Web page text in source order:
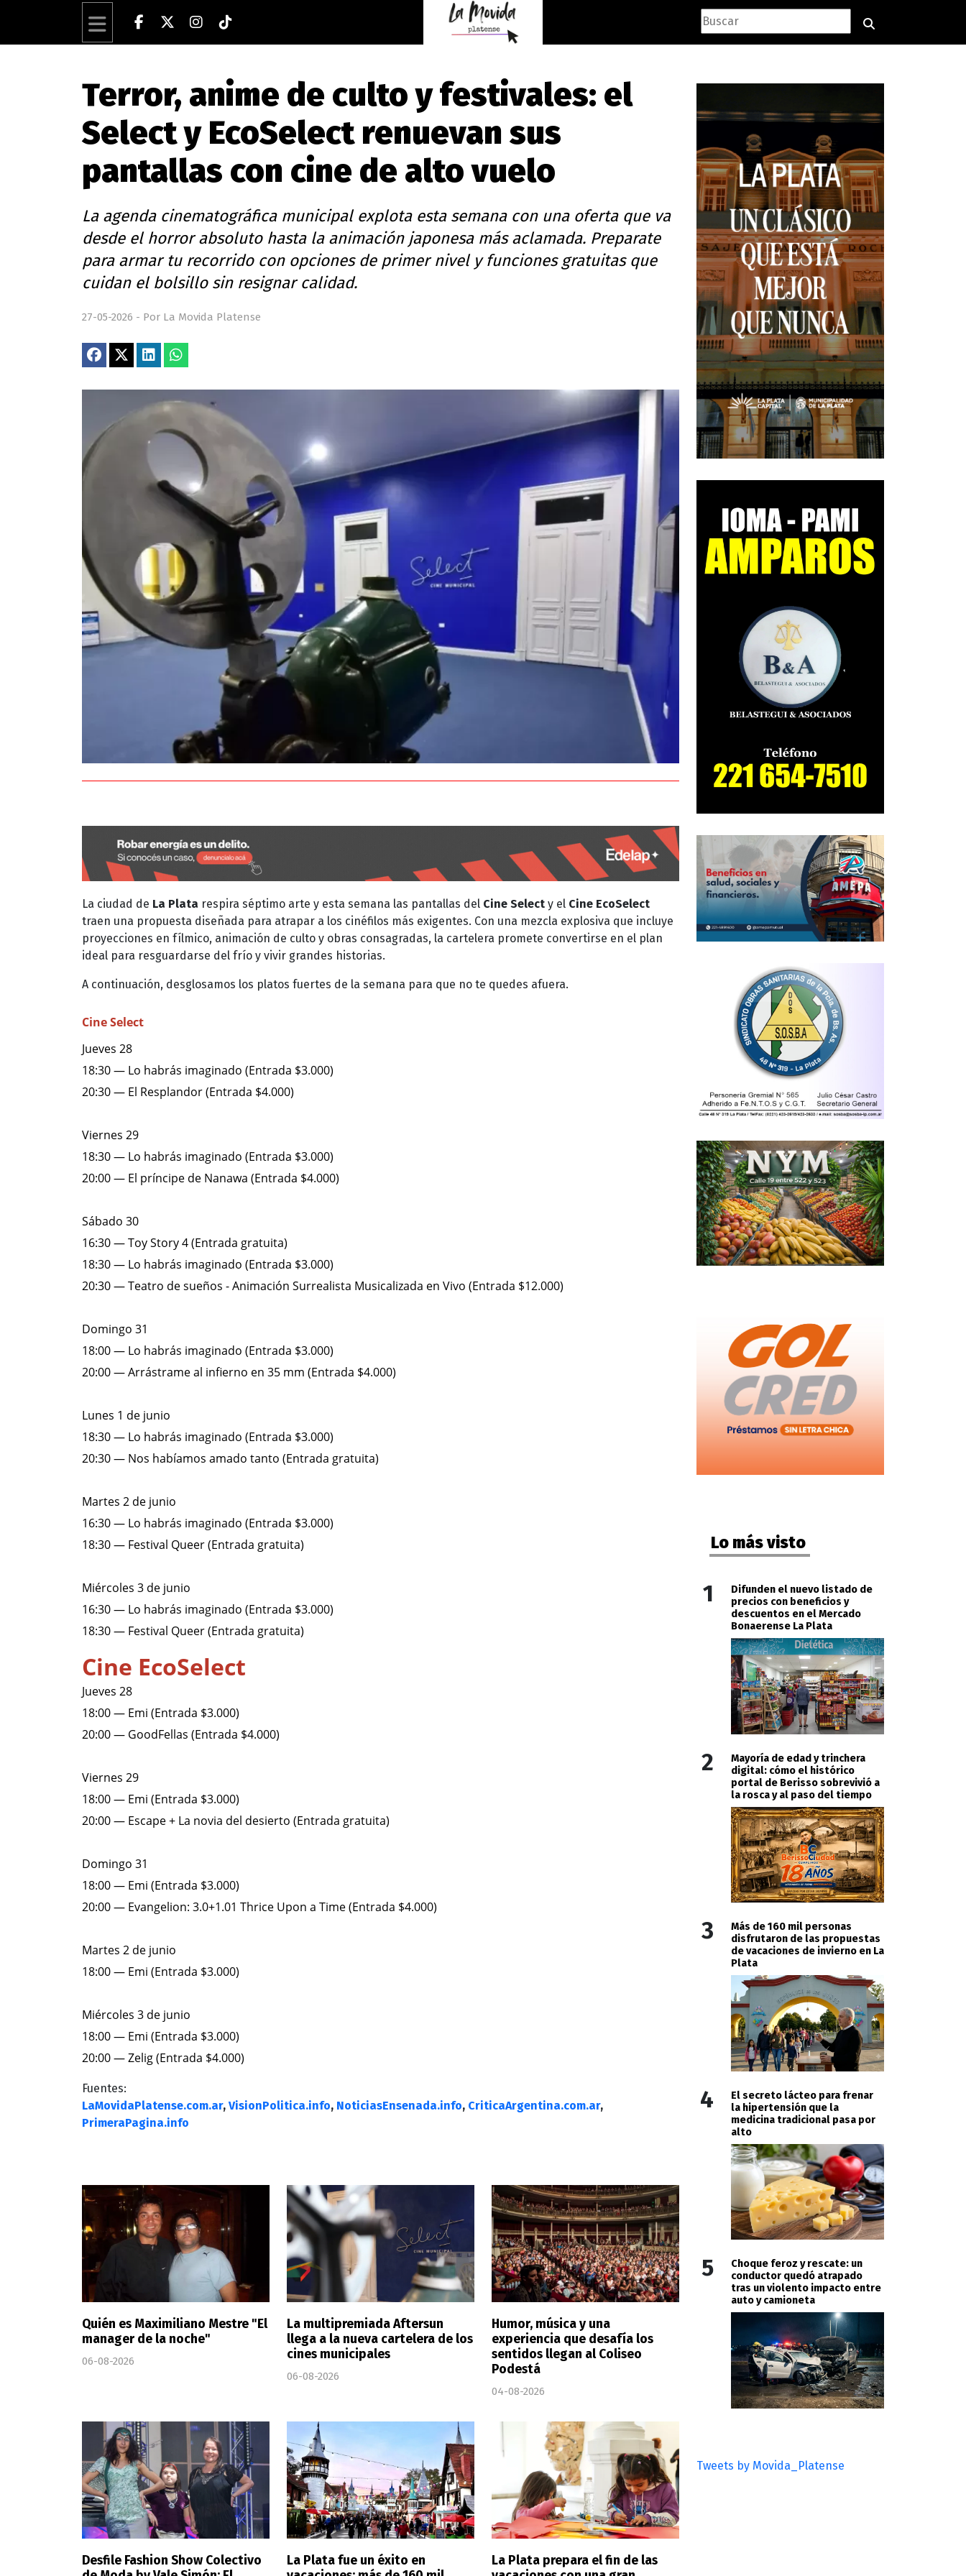
Terror, anime de culto y festivales: el
Select y EcoSelect renuevan sus
pantallas con cine de alto vuelo
La agenda cinematográfica municipal explota esta semana con una oferta que va
desde el horror absoluto hasta la animación japonesa más aclamada. Preparate
para armar tu recorrido con opciones de primer nivel y funciones gratuitas que
cuidan el bolsillo sin resignar calidad.
27-05-2026 - Por La Movida Platense
La ciudad de La Plata respira séptimo arte y esta semana las pantallas del Cine Select y el Cine EcoSelect
traen una propuesta diseñada para atrapar a los cinéfilos más exigentes. Con una mezcla explosiva que incluye
proyecciones en fílmico, animación de culto y obras consagradas, la cartelera promete convertirse en el plan
ideal para resguardarse del frío y vivir grandes historias.
A continuación, desglosamos los platos fuertes de la semana para que no te quedes afuera.
Cine Select
Jueves 28
18:30 — Lo habrás imaginado (Entrada $3.000)
20:30 — El Resplandor (Entrada $4.000)
Viernes 29
18:30 — Lo habrás imaginado (Entrada $3.000)
20:00 — El príncipe de Nanawa (Entrada $4.000)
Sábado 30
16:30 — Toy Story 4 (Entrada gratuita)
18:30 — Lo habrás imaginado (Entrada $3.000)
20:30 — Teatro de sueños - Animación Surrealista Musicalizada en Vivo (Entrada $12.000)
Domingo 31
18:00 — Lo habrás imaginado (Entrada $3.000)
20:00 — Arrástrame al infierno en 35 mm (Entrada $4.000)
Lunes 1 de junio
18:30 — Lo habrás imaginado (Entrada $3.000)
20:30 — Nos habíamos amado tanto (Entrada gratuita)
Martes 2 de junio
16:30 — Lo habrás imaginado (Entrada $3.000)
18:30 — Festival Queer (Entrada gratuita)
Miércoles 3 de junio
16:30 — Lo habrás imaginado (Entrada $3.000)
18:30 — Festival Queer (Entrada gratuita)
Cine EcoSelect
Jueves 28
18:00 — Emi (Entrada $3.000)
20:00 — GoodFellas (Entrada $4.000)
Viernes 29
18:00 — Emi (Entrada $3.000)
20:00 — Escape + La novia del desierto (Entrada gratuita)
Domingo 31
18:00 — Emi (Entrada $3.000)
20:00 — Evangelion: 3.0+1.01 Thrice Upon a Time (Entrada $4.000)
Martes 2 de junio
18:00 — Emi (Entrada $3.000)
Miércoles 3 de junio
18:00 — Emi (Entrada $3.000)
20:00 — Zelig (Entrada $4.000)
Fuentes:
LaMovidaPlatense.com.ar, VisionPolitica.info, NoticiasEnsenada.info, CriticaArgentina.com.ar,
PrimeraPagina.info
Quién es Maximiliano Mestre "El
manager de la noche"
06-08-2026
La multipremiada Aftersun
llega a la nueva cartelera de los
cines municipales
06-08-2026
Humor, música y una
experiencia que desafía los
sentidos llegan al Coliseo
Podestá
04-08-2026
Desfile Fashion Show Colectivo
La Plata fue un éxito en
La Plata prepara el fin de las
Lo más visto
1
Difunden el nuevo listado de
precios con beneficios y
descuentos en el Mercado
Bonaerense La Plata
2
Mayoría de edad y trinchera
digital: cómo el histórico
portal de Berisso sobrevivió a
la rosca y al paso del tiempo
3
Más de 160 mil personas
disfrutaron de las propuestas
de vacaciones de invierno en La
Plata
4
El secreto lácteo para frenar
la hipertensión que la
medicina tradicional pasa por
alto
5
Choque feroz y rescate: un
conductor quedó atrapado
tras un violento impacto entre
auto y camioneta
Tweets by Movida_Platense